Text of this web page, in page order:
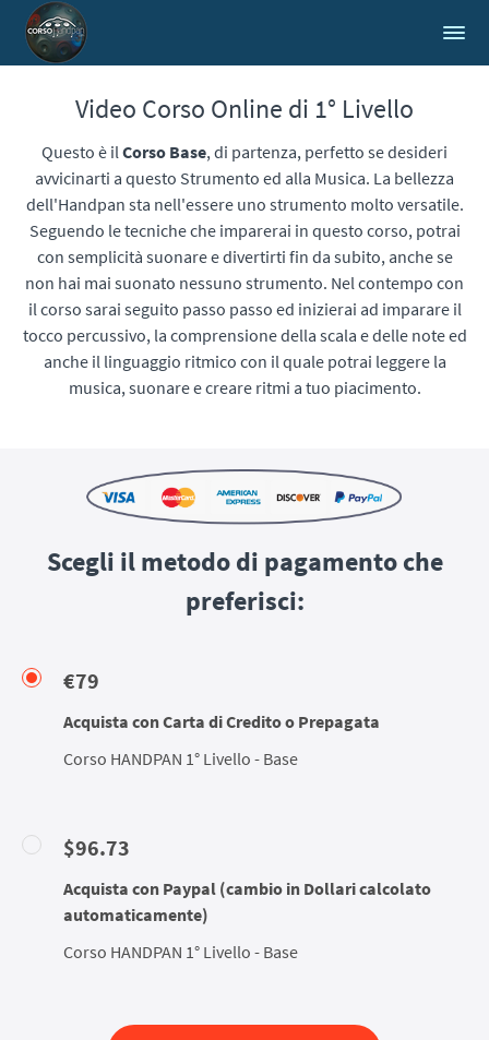
Video Corso Online di 1° Livello
Questo è ilCorso Base, di partenza, perfetto se desideri
avvicinarti a questo Strumento ed alla Musica. La bellezza
dell'Handpan sta nell'essere uno strumento molto versatile.
Seguendo le tecniche che imparerai in questo corso, ​potrai
con semplicità suonare e divertirti fin da subito, anche se
non hai mai suonato nessuno strumento. Nel contempo con
il corso sarai seguito passo passo ed inizierai ad imparare il
tocco percussivo, la comprensione della scala e delle note ed
anche il linguaggio ritmico con il quale potrai leggere la
musica, suonare e creare ritmi a tuo piacimento.
Scegli il metodo di pagamento che
preferisci:
€79
Acquista con Carta di Credito o Prepagata
Corso HANDPAN 1° Livello - Base
$96.73
Acquista con Paypal (cambio in Dollari calcolato
automaticamente)
Corso HANDPAN 1° Livello - Base